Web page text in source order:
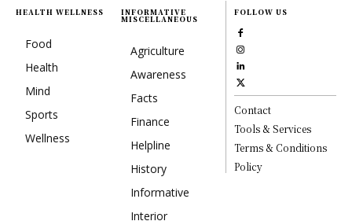
HEALTH WELLNESS
Food
Health
Mind
Sports
Wellness
INFORMATIVE
MISCELLANEOUS
Agriculture
Awareness
Facts
Finance
Helpline
History
Informative
Interior
FOLLOW US
Contact
Tools & Services
Terms & Conditions
Policy